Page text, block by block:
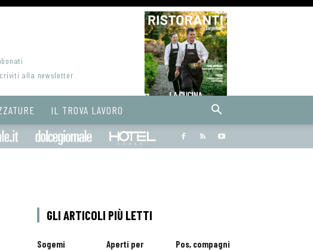
alla newsletter
IL TROVA LAVORO
Bargiornale dolcegiornale
GLI ARTICOLI PIÙ LETTI
Sogemi
Aperti per
Pos, compagni